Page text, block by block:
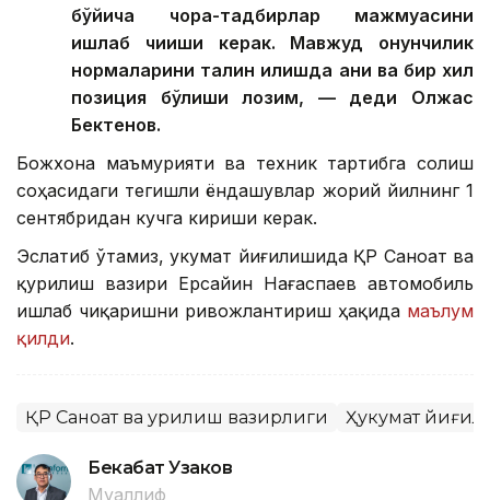
бўйича чора-тадбирлар мажмуасини
ишлаб чиқиши керак. Мавжуд қонунчилик
нормаларини талқин қилишда аниқ ва бир хил
позиция бўлиши лозим, — деди Олжас
Бектенов.
Божхона маъмурияти ва техник тартибга солиш
соҳасидаги тегишли ёндашувлар жорий йилнинг 1
сентябридан кучга кириши керак.
Эслатиб ўтамиз, Ҳукумат йиғилишида ҚР Саноат ва
қурилиш вазири Ерсайин Нағаспаев автомобиль
ишлаб чиқаришни ривожлантириш ҳақида маълум
қилди.
ҚР Саноат ва қурилиш вазирлиги Ҳукумат
Бекабат Узаков
Муаллиф